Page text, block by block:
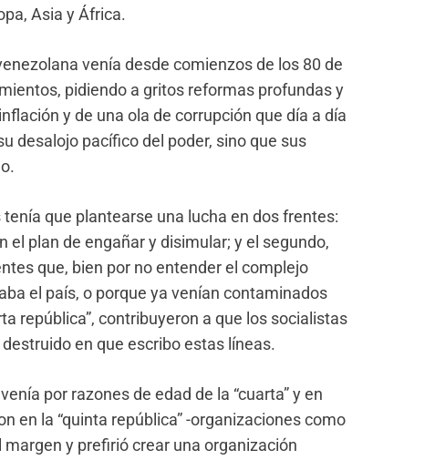
Asia y África.
venía desde comienzos de los 80 de
pidiendo a gritos reformas profundas y
y de una ola de corrupción que día a día
desalojo pacífico del poder, sino que sus
que plantearse una lucha en dos frentes:
plan de engañar y disimular; y el segundo,
que, bien por no entender el complejo
el país, o porque ya venían contaminados
república”, contribuyeron a que los socialistas
en que escribo estas líneas.
por razones de edad de la “cuarta” y en
en la “quinta república” -organizaciones como
margen y prefirió crear una organización